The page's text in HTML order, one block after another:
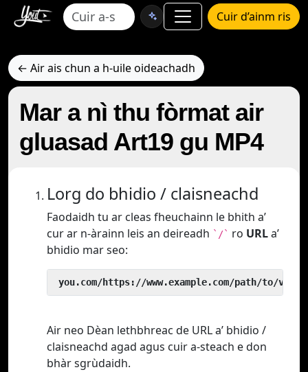
Cuir d’ainm ris
← Air ais chun a h-uile oideachadh
Mar a nì thu fòrmat air
gluasad Art19 gu MP4
Lorg do bhidio / claisneachd
Faodaidh tu ar cleas fheuchainn le bhith a’
cur ar n-àrainn leis an deireadh `/` ro URLa’
bhidio mar seo:
you.com/https://www.example.com/path/to/video
Air neo Dèan lethbhreac de URL a’ bhidio /
claisneachd agad agus cuir a-steach e don
bhàr sgrùdaidh.